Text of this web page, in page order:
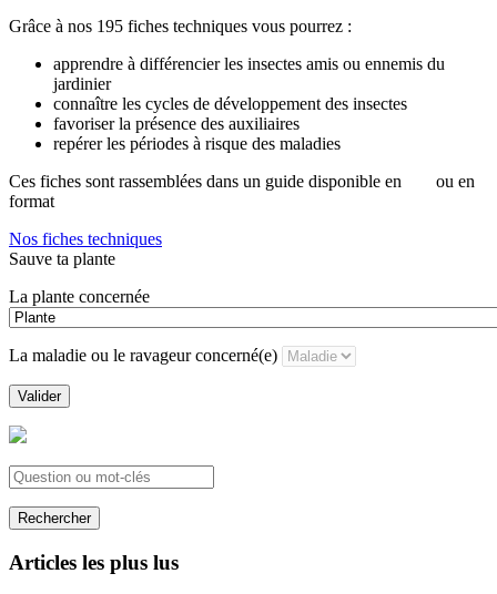
Grâce à nos 195 fiches techniques vous pourrez :
apprendre à différencier les insectes amis ou ennemis du
jardinier
connaître les cycles de développement des insectes
favoriser la présence des auxiliaires
repérer les périodes à risque des maladies
Ces fiches sont rassemblées dans un guide disponible en
ou en
format
Nos fiches techniques
Sauve ta plante
La plante concernée
La maladie ou le ravageur concerné(e)
Valider
Rechercher
Articles les plus lus